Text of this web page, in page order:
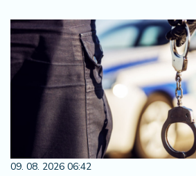
09. 08. 2026 06:42